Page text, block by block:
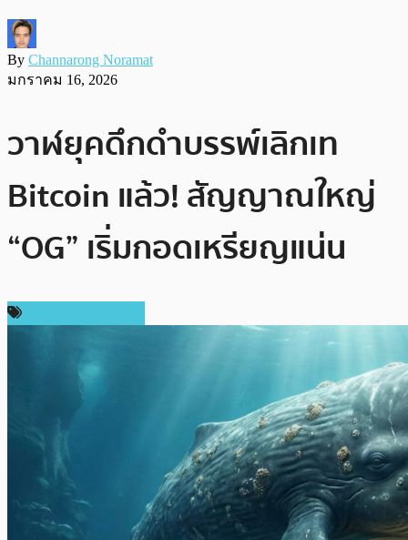
By Channarong Noramat
มกราคม 16, 2026
วาฬยุคดึกดำบรรพ์เลิกเท
Bitcoin แล้ว! สัญญาณใหญ่
“OG” เริ่มกอดเหรียญแน่น